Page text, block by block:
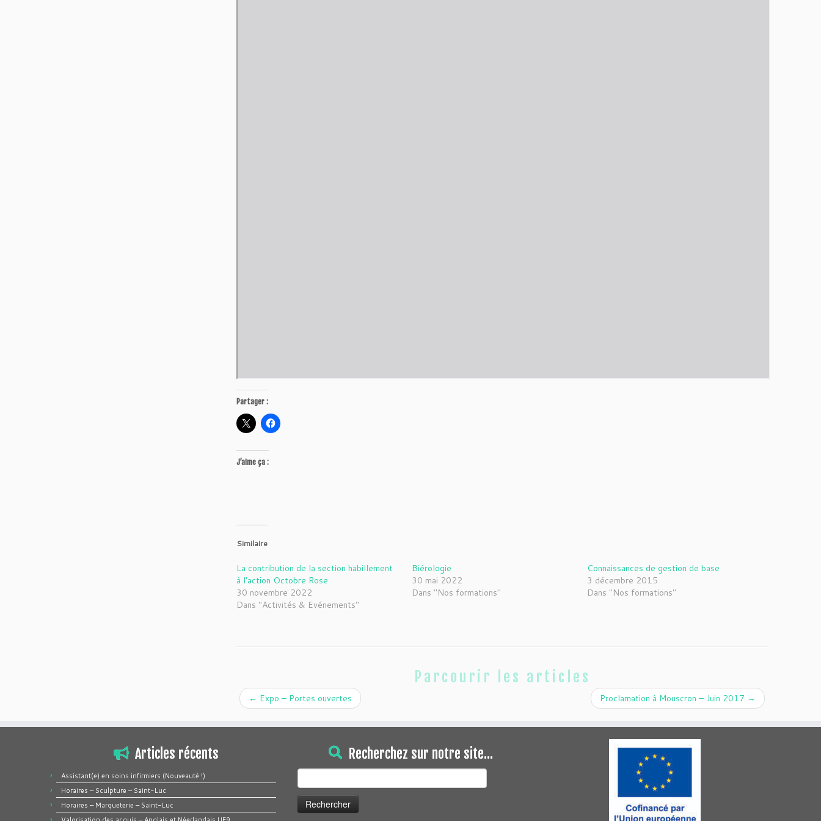
Partager :
J’aime ça :
Similaire
La contribution de la section habillement
à l’action Octobre Rose
30 novembre 2022
Dans "Activités & Evénements"
Biérologie
30 mai 2022
Dans "Nos formations"
Connaissances de gestion de base
3 décembre 2015
Dans "Nos formations"
Parcourir les articles
← Expo – Portes ouvertes Proclamation à Mouscron – Juin 2017 →
Articles récents
Assistant(e) en soins infirmiers (Nouveauté !)
Horaires – Sculpture – Saint-Luc
Horaires – Marqueterie – Saint-Luc
Recherchez sur notre site…